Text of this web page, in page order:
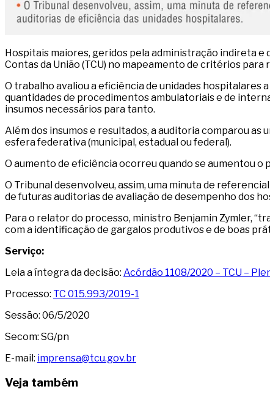
Hospitais maiores, geridos pela administração indireta
Contas da União (TCU) no mapeamento de critérios para
O trabalho avaliou a eficiência de unidades hospitalares
quantidades de procedimentos ambulatoriais e de
insumos necessários para tanto.
Além dos insumos e resultados, a auditoria comparou as
esfera federativa (municipal, estadual ou federal).
O aumento de eficiência ocorreu quando se aumentou o
O Tribunal desenvolveu, assim, uma minuta de
de futuras auditorias de avaliação de desempenho dos
Para o relator do processo, ministro Benjamin Zymler,
com a identificação de gargalos produtivos e de boas
Serviço:
Leia a íntegra da decisão: Acórdão 1108/2020 – TCU –
Processo: TC 015.993/2019-1
Sessão: 06/5/2020
Secom: SG/pn
E-mail: imprensa@tcu.gov.br
Veja também